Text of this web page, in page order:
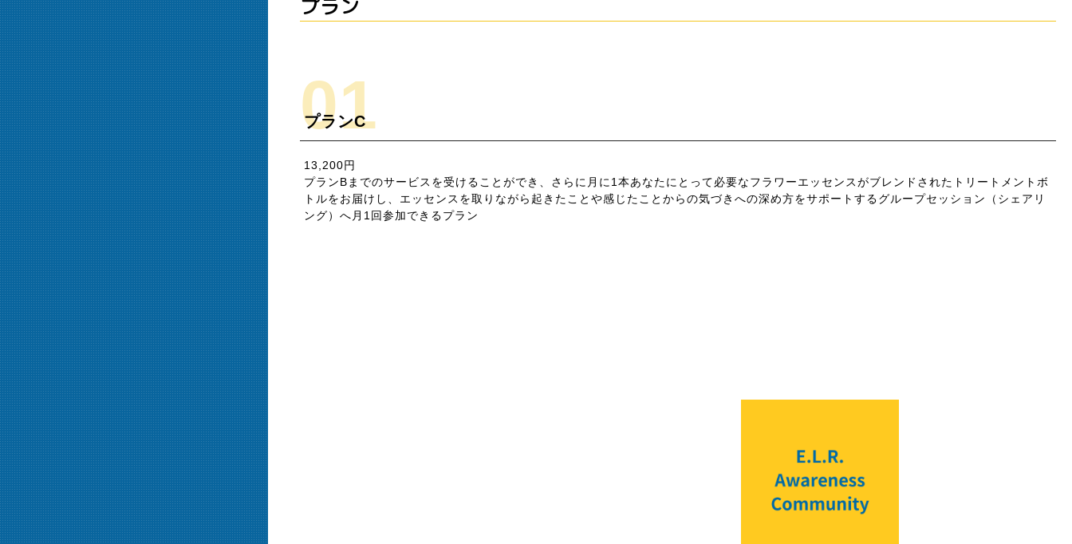
プラン
プランC
13,200円
プランBまでのサービスを受けることができ、さらに月に1本あなたにとって必要なフラワーエッセンスがブレンドされたトリートメントボ
トルをお届けし、エッセンスを取りながら起きたことや感じたことからの気づきへの深め方をサポートするグループセッション（シェアリ
ング）へ月1回参加できるプラン